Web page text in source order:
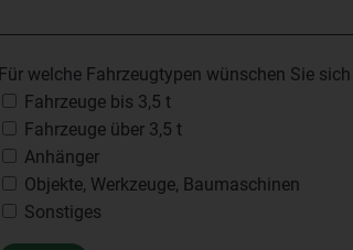
Für welche Fahrzeugtypen wünschen Sie
Fahrzeuge bis 3,5 t
Fahrzeuge über 3,5 t
Anhänger
Objekte, Werkzeuge, Baumaschinen
Sonstiges